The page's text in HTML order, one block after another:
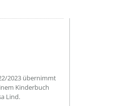
2023 übernimmt
Kinderbuch
Lind.